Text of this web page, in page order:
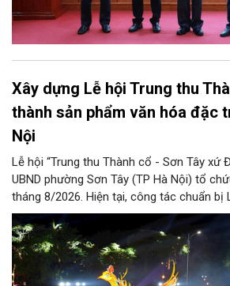
Xây dựng Lễ hội Trung thu
thành sản phẩm văn hóa đặc
Nội
Lễ hội “Trung thu Thành cổ - Sơn Tây xứ
UBND phường Sơn Tây (TP Hà Nội) tổ
tháng 8/2026. Hiện tại, công tác chuẩn bị
chính quyền phường Sơn Tây cùng các
vị và 25 tổ dân phố khẩn trương triển khai,
sẵn sàng mang đến cho Nhân dân và du
thu quy mô, đặc sắc và giàu bản sắc văn